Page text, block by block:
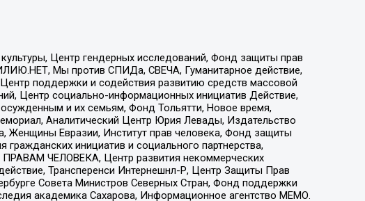
Центр гендерных исследований, Фонд защиты прав
Мы против СПИДа, СВЕЧА, Гуманитарное действие,
поддержки и содействия развитию средств массовой
Центр социально-информационных инициатив Действие,
и их семьям, Фонд Тольятти, Новое время,
Аналитический Центр Юрия Левады, Издательство
Женщины Евразии, Институт прав человека, Фонд защиты
инициатив и социального партнерства,
ЧЕЛОВЕКА, Центр развития некоммерческих
Трансперенси Интернешнл-Р, Центр Защиты Прав
Совета Министров Северных Стран, Фонд поддержки
академика Сахарова, Информационное агентство МЕМО.